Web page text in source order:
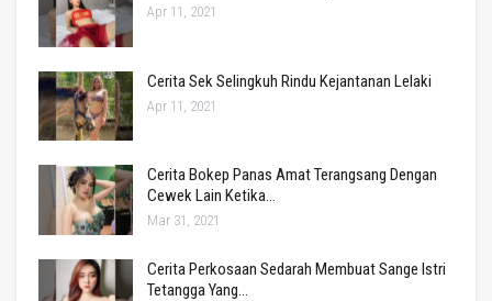
Apr 11, 2021
Cerita Sek Selingkuh Rindu Kejantanan Lelaki
Apr 11, 2021
Cerita Bokep Panas Amat Terangsang Dengan
Cewek Lain Ketika…
Mar 31, 2021
Cerita Perkosaan Sedarah Membuat Sange Istri
Tetangga Yang…